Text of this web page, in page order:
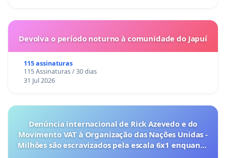
Devolva o período noturno à comunidade do Japuí
115 assinaturas
115 Assinaturas / 30 dias
31 Jul 2026
Denúncia internacional de Rick Azevedo e do
Movimento VAT à Organização das Nações Unidas -
Milhões são escravizados pela escala 6x1 enquanto